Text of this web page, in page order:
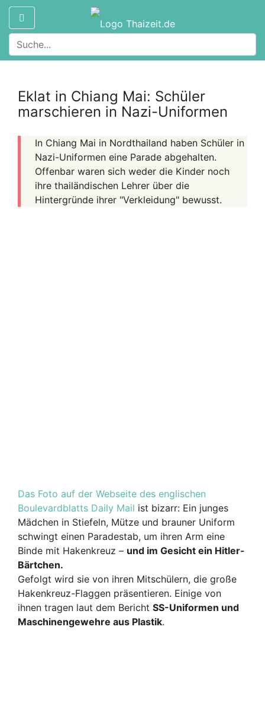
Eklat in Chiang Mai: Schüler
marschieren in Nazi-Uniformen
In Chiang Mai in Nordthailand haben Schüler in
Nazi-Uniformen eine Parade abgehalten.
Offenbar waren sich weder die Kinder noch
ihre thailändischen Lehrer über die
Hintergründe ihrer "Verkleidung" bewusst.
Das Foto auf der Webseite des englischen
Boulevardblatts Daily Mail ist bizarr: Ein junges
Mädchen in Stiefeln, Mütze und brauner Uniform
schwingt einen Paradestab, um ihren Arm eine
Binde mit Hakenkreuz – und im Gesicht ein Hitler-
Bärtchen.
Gefolgt wird sie von ihren Mitschülern, die große
Hakenkreuz-Flaggen präsentieren. Einige von
ihnen tragen laut dem Bericht SS-Uniformen und
Maschinengewehre aus Plastik.